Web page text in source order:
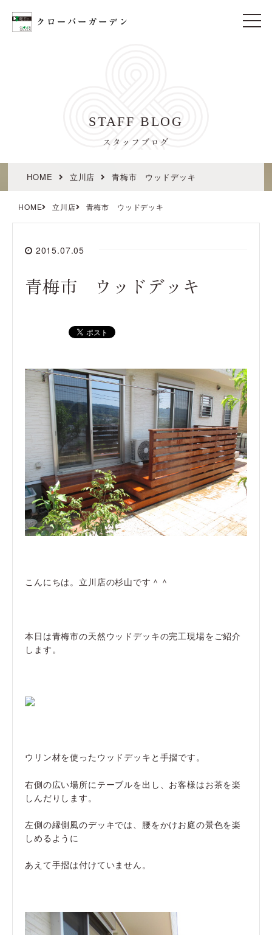
t
STAFF BLOG
スタッフブログ
HOME 立川店 青梅市 ウッドデッキ
HOME 立川店 青梅市 ウッドデッキ
2015.07.05
青梅市 ウッドデッキ
こんにちは。立川店の杉山です＾＾
本日は青梅市の天然ウッドデッキの完工現場をご紹介
します。
ウリン材を使ったウッドデッキと手摺です。
右側の広い場所にテーブルを出し、お客様はお茶を楽
しんだりします。
左側の縁側風のデッキでは、腰をかけお庭の景色を楽
しめるように
あえて手摺は付けていません。